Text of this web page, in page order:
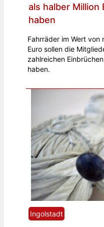
als halber Million
haben
Fahrräder im Wert von
Euro sollen die
zahlreichen
haben.
Ingolstadt